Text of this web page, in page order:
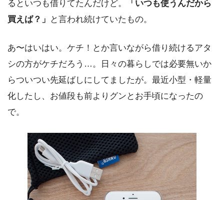
るといつも借りてたんだけど。
「いつも使うんだから
買えば？」
と言われ続けていたもの。
あ〜はいはい。ケチ！とか言いながら借り続けるアタ
シの方がケチだろう…。日々の暮らしでは必要無いか
らついつい先延ばしにしてましたが。最近小型・軽量
化したし、お値段も前よりグンとお手頃になったの
で。